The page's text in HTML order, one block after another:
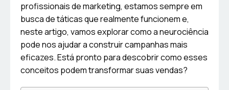
profissionais de marketing, estamos sempre em
busca de táticas que realmente funcionem e,
neste artigo, vamos explorar como a neurociência
pode nos ajudar a construir campanhas mais
eficazes. Está pronto para descobrir como esses
conceitos podem transformar suas vendas?